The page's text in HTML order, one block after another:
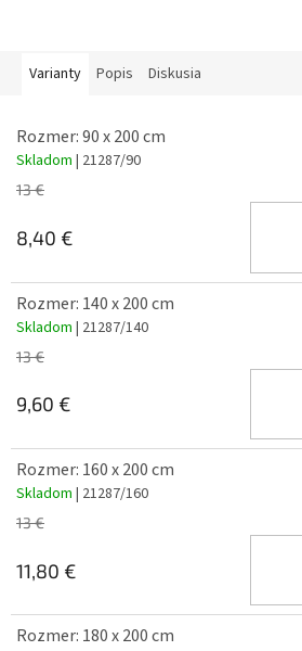
Varianty Popis Diskusia
Rozmer: 90 x 200 cm
Skladom | 21287/90
13 €
8,40 €
Rozmer: 140 x 200 cm
Skladom | 21287/140
13 €
9,60 €
Rozmer: 160 x 200 cm
Skladom | 21287/160
13 €
11,80 €
Rozmer: 180 x 200 cm